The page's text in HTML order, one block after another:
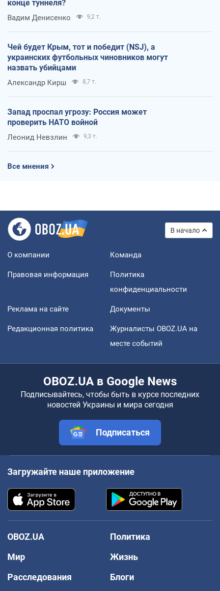
конце туннеля?
Вадим Денисенко 9,2 т.
Чей будет Крым, тот и победит (NSJ), а
украинских футбольных чиновников могут
назвать убийцами
Александр Кирш 8,7 т.
Запад проспал угрозу: Россия может
проверить НАТО войной
Леонид Невзлин 9,3 т.
Все мнения
В начало
О компании Команда
Правовая информация
Политика
конфиденциальности
Реклама на сайте Документы
Редакционная политика
Журналисты OBOZ.UA на
месте событий
OBOZ.UA в Google News
Подписывайтесь, чтобы быть в курсе последних
новостей Украины и мира сегодня
Подписаться
Загружайте наше приложение
OBOZ.UA
Политика
Мир
Жизнь
Расследования
Блоги